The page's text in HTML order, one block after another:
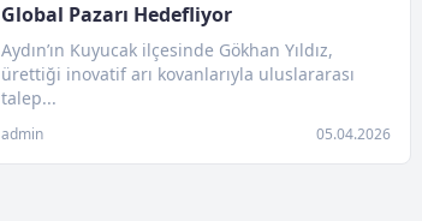
Global Pazarı Hedefliyor
Aydın’ın Kuyucak ilçesinde Gökhan Yıldız,
ürettiği inovatif arı kovanlarıyla uluslararası
talep...
admin 05.04.2026